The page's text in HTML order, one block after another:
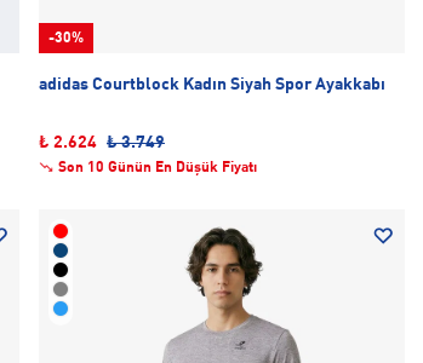
-30%
adidas Courtblock Kadın Siyah Spor Ayakkabı
₺ 2.624 ₺ 3.749
Son 10 Günün En Düşük Fiyatı